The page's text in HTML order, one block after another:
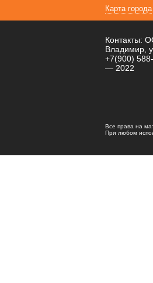
Карта города
Контакты:
Владимир,
+7(900)
— 2022
Все права на
При любом